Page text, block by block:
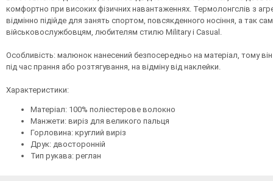
комфортно при високих фізичних навантаженнях. Термолонгслів з
відмінно підійде для занять спортом, повсякденного носіння, а так
військовослужбовцям, любителям стилю Military і Casual.
Особливість: малюнок нанесений безпосередньо на матеріал, тому
під час прання або розтягування, на відміну від наклейки.
Характеристики:
Матеріал: 100% поліестерове волокно
Манжети: виріз для великого пальця
Горловина: круглий виріз
Друк: двосторонній
Тип рукава: реглан